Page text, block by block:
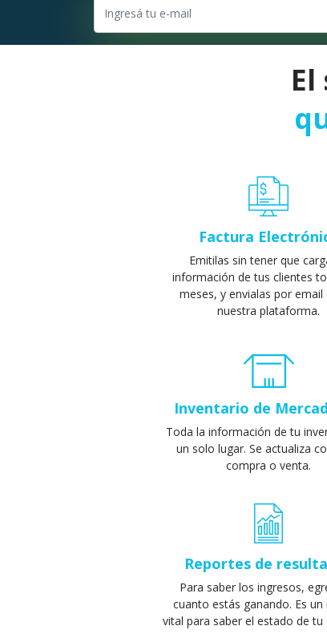
Factura
Emitilas sin tener que
información de tus clientes
meses, y envialas por email
nuestra plataforma.
Inventario de
Toda la información de tu
un solo lugar. Se actualiza
compra o venta.
Reportes de
Para saber los ingresos,
cuanto estás ganando. Es
vital para saber el estado de tu